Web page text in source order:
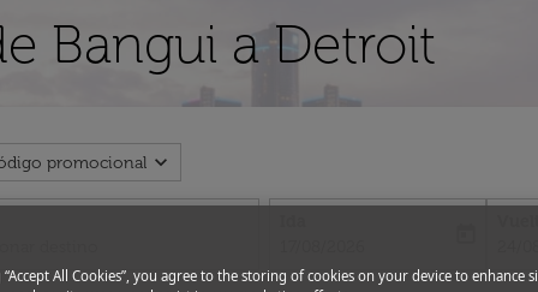
Bangui a Detroit
promocional expand_more
fc-
“Accept All Cookies”, you agree to the storing of cookies on your device to enhance